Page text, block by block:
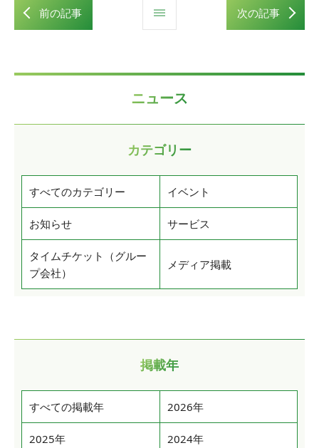
前の記事 次の記事
ニュース
カテゴリー
すべてのカテゴリー イベント
お知らせ サービス
タイムチケット（グルー
プ会社）
メディア掲載
掲載年
すべての掲載年 2026年
2025年 2024年